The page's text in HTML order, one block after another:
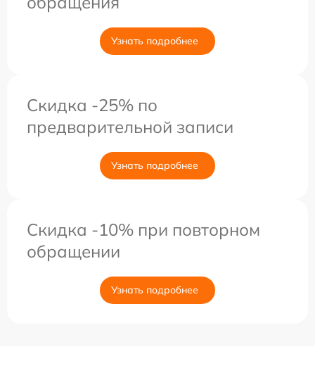
Узнать подробнее
Скидка -25% по
предварительной записи
Узнать подробнее
Скидка -10% при повторном
обращении
Узнать подробнее